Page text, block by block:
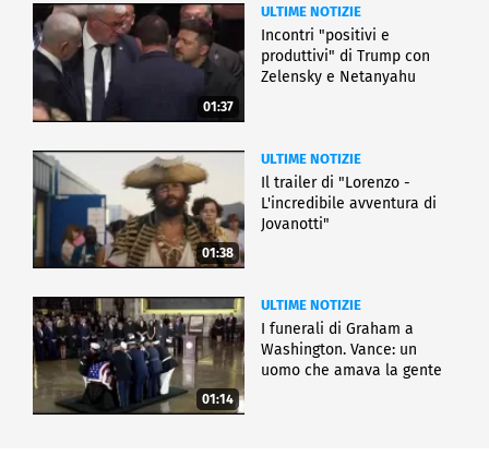
01:37
ULTIME NOTIZIE
Incontri "positivi e
produttivi" di Trump con
Zelensky e Netanyahu
01:38
ULTIME NOTIZIE
Il trailer di "Lorenzo -
L'incredibile avventura di
Jovanotti"
01:14
ULTIME NOTIZIE
I funerali di Graham a
Washington. Vance: un
uomo che amava la gente